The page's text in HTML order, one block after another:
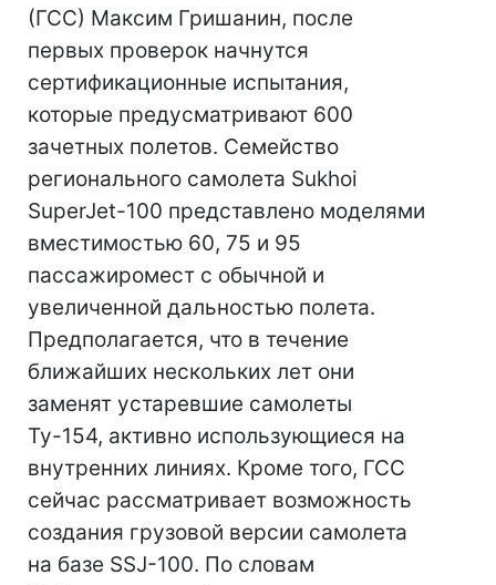
(ГСС) Максим Гришанин, после
первых проверок начнутся
сертификационные испытания,
которые предусматривают 600
зачетных полетов. Семейство
регионального самолета Sukhoi
SuperJet-100 представлено моделями
вместимостью 60, 75 и 95
пассажиромест с обычной и
увеличенной дальностью полета.
Предполагается, что в течение
ближайших нескольких лет они
заменят устаревшие самолеты
Ту-154, активно использующиеся на
внутренних линиях. Кроме того, ГСС
сейчас рассматривает возможность
создания грузовой версии самолета
на базе SSJ-100. По словам